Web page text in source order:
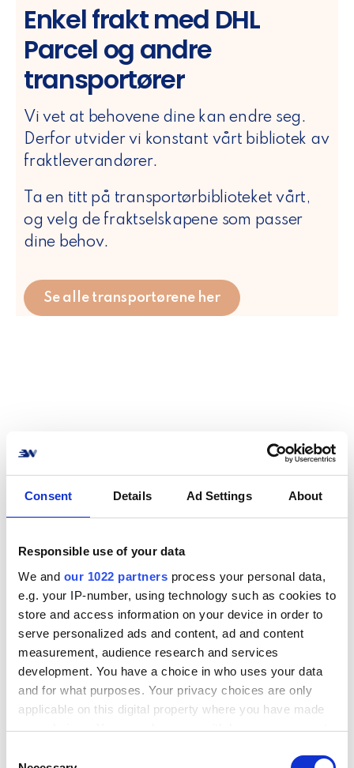
Consent Details Ad Settings About
Responsible use of your data
We and our 1022 partners process your personal data,
e.g. your IP-number, using technology such as cookies to
store and access information on your device in order to
serve personalized ads and content, ad and content
measurement, audience research and services
development. You have a choice in who uses your data
and for what purposes. Your privacy choices are only
applicable on this digital property where you have made
your choices. You can change or withdraw your consent
Enkel frakt med DHL
Parcel og andre
transportører
Vi vet at behovene dine kan endre seg.
Derfor utvider vi konstant vårt bibliotek av
fraktleverandører.
Ta en titt på transportørbiblioteket vårt,
og velg de fraktselskapene som passer
dine behov.
Se alle transportørene her
Hvordan forbindeDHL
Parcel til nettbutikken
din? Ikke noe problem!
Opprett en forbindelse til nettbutikken eller
systemet ditt med DHL Parcel på kort tid. Vi
støtter de vanligste e-handelssystemene,
markedsplassene og ERP-løsningene.
Se alle integrasjonene